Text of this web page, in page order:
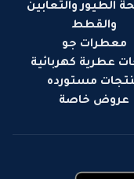
الطيور والثعابين
والقطط
معطرات جو
عطرية كهربائية
مستورده
عروض خاصة